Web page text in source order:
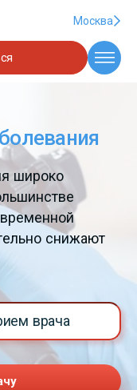
Москва
широко
снижают
врача